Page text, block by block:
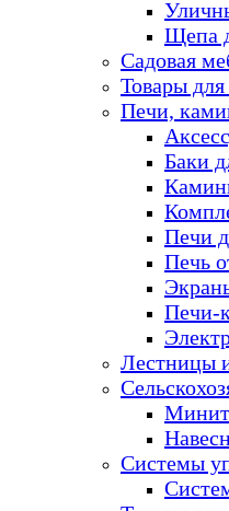
Щепа
Садовая
Товары
Печи,
Баки
Печи
Печь
Печи-
Лестницы
Системы